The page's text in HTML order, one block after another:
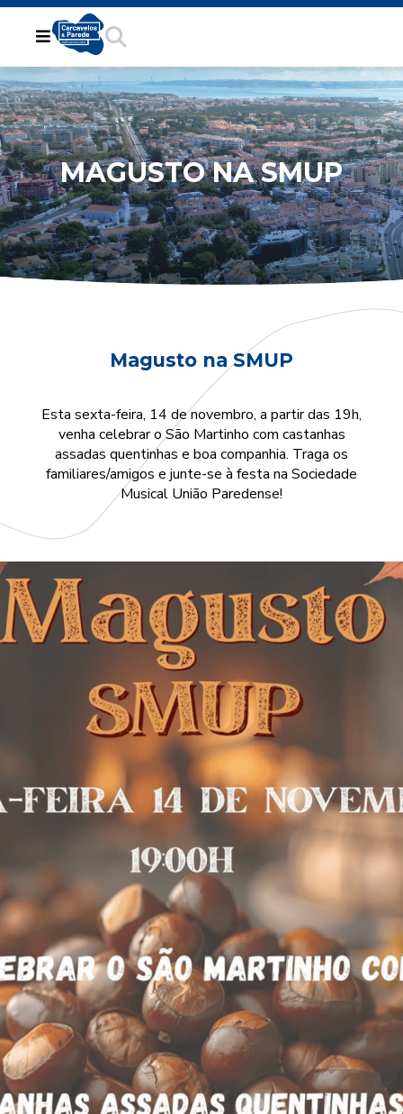
MAGUSTO NA SMUP
Magusto na SMUP
Esta sexta-feira, 14 de novembro, a partir das 19h,
venha celebrar o São Martinho com castanhas
assadas quentinhas e boa companhia. Traga os
familiares/amigos e junte-se à festa na Sociedade
Musical União Paredense!